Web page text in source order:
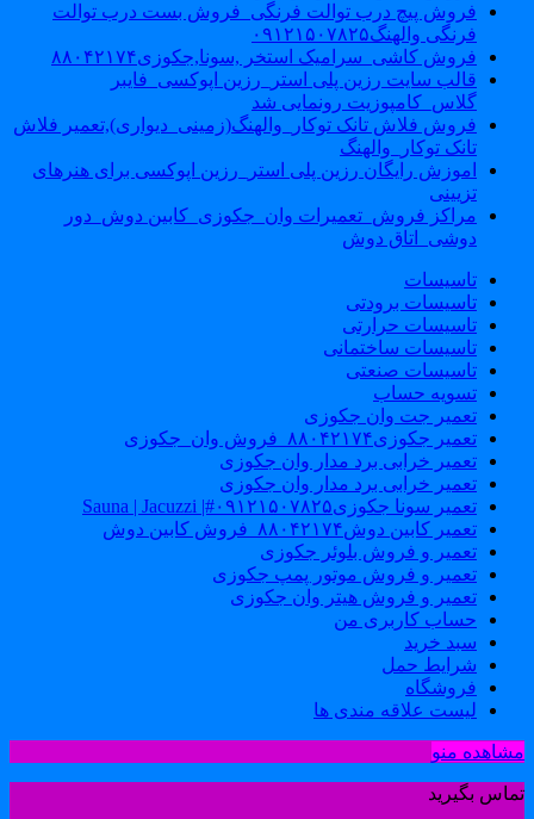
فروش پیچ درب توالت فرنگی_فروش بست درب توالت
فرنگی والهنگ۰۹۱۲۱۵۰۷۸۲۵
فروش کاشی_سرامیک استخر ,سونا,جکوزی۸۸۰۴۲۱۷۴
قالب سایت رزین پلی استر_رزین اپوکسی_فایبر
گلاس_کامپوزیت رونمایی شد
فروش فلاش تانک توکار_والهنگ(زمینی_دیواری),تعمیر فلاش
تانک توکار_والهنگ
اموزش رایگان رزین پلی استر_رزین اپوکسی برای هنرهای
تزیینی
مراکز فروش_تعمیرات وان_جکوزی_کابین دوش_دور
دوشی_اتاق دوش
تاسیسات
تاسیسات برودتی
تاسیسات حرارتی
تاسیسات ساختمانی
تاسیسات صنعتی
تسویه حساب
تعمیر جت وان جکوزی
تعمیر جکوزی۸۸۰۴۲۱۷۴_فروش وان_جکوزی
تعمیر خرابی برد مدار وان جکوزی
تعمیر خرابی برد مدار وان جکوزی
تعمیر سونا جکوزی۰۹۱۲۱۵۰۷۸۲۵#| Sauna | Jacuzzi
تعمیر کابین دوش۸۸۰۴۲۱۷۴_فروش کابین دوش
تعمیر و فروش بلوئر جکوزی
تعمیر و فروش موتور پمپ جکوزی
تعمیر و فروش هیتر وان جکوزی
حساب کاربری من
سبد خرید
شرایط حمل
فروشگاه
لیست علاقه مندی ها
منو
بگیرید